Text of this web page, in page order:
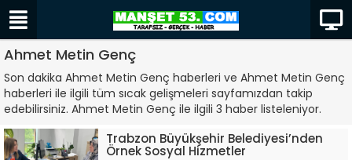
Ahmet Metin Genç
Son dakika Ahmet Metin Genç haberleri ve Ahmet Metin Genç
haberleri ile ilgili tüm sıcak gelişmeleri sayfamızdan takip
edebilirsiniz. Ahmet Metin Genç ile ilgili 3 haber listeleniyor.
Trabzon Büyükşehir Belediyesi’nden
Örnek Sosyal Hizmetler